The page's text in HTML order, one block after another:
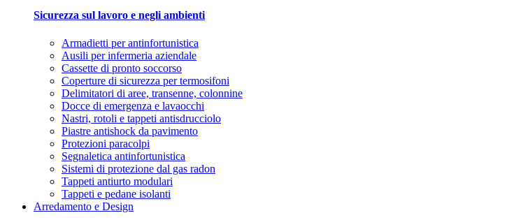
Sicurezza sul lavoro e negli ambienti
Armadietti per antinfortunistica
Ausili per infermeria aziendale
Cassette di pronto soccorso
Coperture di sicurezza per termosifoni
Delimitatori di aree, transenne, colonnine
Docce di emergenza e lavaocchi
Nastri, rotoli e tappeti antisdrucciolo
Piastre antishock da pavimento
Protezioni paracolpi
Segnaletica antinfortunistica
Sistemi di protezione dal gas radon
Tappeti antiurto modulari
Tappeti e pedane isolanti
Arredamento e Design